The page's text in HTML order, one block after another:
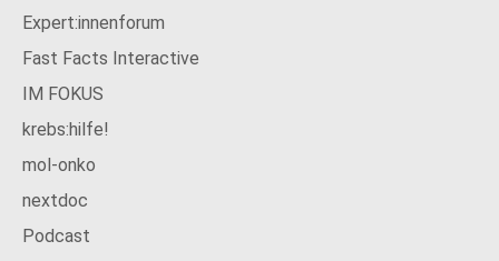
Expert:innenforum
Fast Facts Interactive
IM FOKUS
krebs:hilfe!
mol-onko
nextdoc
Podcast